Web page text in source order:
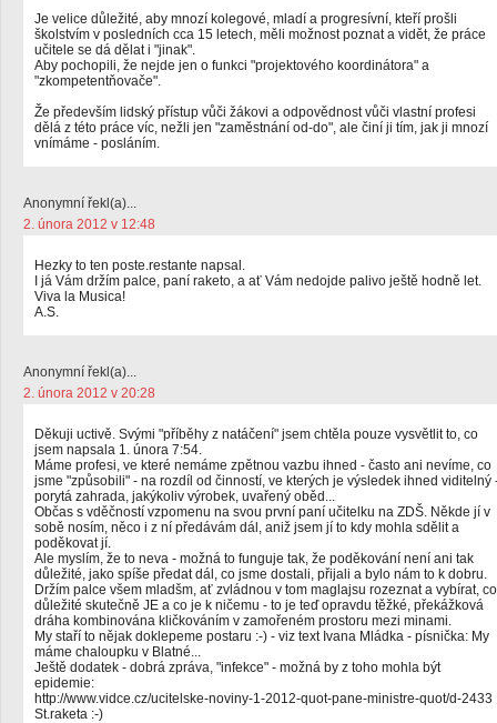
Je velice důležité, aby mnozí kolegové, mladí a progresívní, kteří prošli
školstvím v posledních cca 15 letech, měli možnost poznat a vidět, že práce
učitele se dá dělat i "jinak".
Aby pochopili, že nejde jen o funkci "projektového koordinátora" a
"zkompetentňovače".
Že především lidský přístup vůči žákovi a odpovědnost vůči vlastní profesi
dělá z této práce víc, nežli jen "zaměstnání od-do", ale činí ji tím, jak ji mnozí
vnímáme - posláním.
Anonymní řekl(a)...
2. února 2012 v 12:48
Hezky to ten poste.restante napsal.
I já Vám držím palce, paní raketo, a ať Vám nedojde palivo ještě hodně let.
Viva la Musica!
A.S.
Anonymní řekl(a)...
2. února 2012 v 20:28
Děkuji uctivě. Svými "příběhy z natáčení" jsem chtěla pouze vysvětlit to, co
jsem napsala 1. února 7:54.
Máme profesi, ve které nemáme zpětnou vazbu ihned - často ani nevíme, co
jsme "způsobili" - na rozdíl od činností, ve kterých je výsledek ihned viditelný
porytá zahrada, jakýkoliv výrobek, uvařený oběd...
Občas s vděčností vzpomenu na svou první paní učitelku na ZDŠ. Někde jí v
sobě nosím, něco i z ní předávám dál, aniž jsem jí to kdy mohla sdělit a
poděkovat jí.
Ale myslím, že to neva - možná to funguje tak, že poděkování není ani tak
důležité, jako spíše předat dál, co jsme dostali, přijali a bylo nám to k dobru.
Držím palce všem mladšm, ať zvládnou v tom maglajsu rozeznat a vybírat, co
důležité skutečně JE a co je k ničemu - to je teď opravdu těžké, překážková
dráha kombinována kličkováním v zamořeném prostoru mezi minami.
My staří to nějak doklepeme postaru :-) - viz text Ivana Mládka - písnička: My
máme chaloupku v Blatné...
Ještě dodatek - dobrá zpráva, "infekce" - možná by z toho mohla být
epidemie:
http://www.vidce.cz/ucitelske-noviny-1-2012-quot-pane-ministre-quot/d-2433
St.raketa :-)